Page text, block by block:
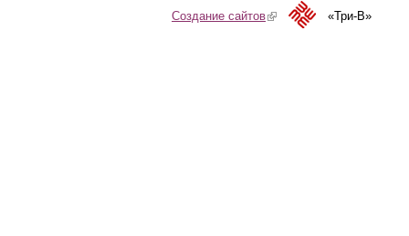
Создание сайтов(link is external)«Три-В»